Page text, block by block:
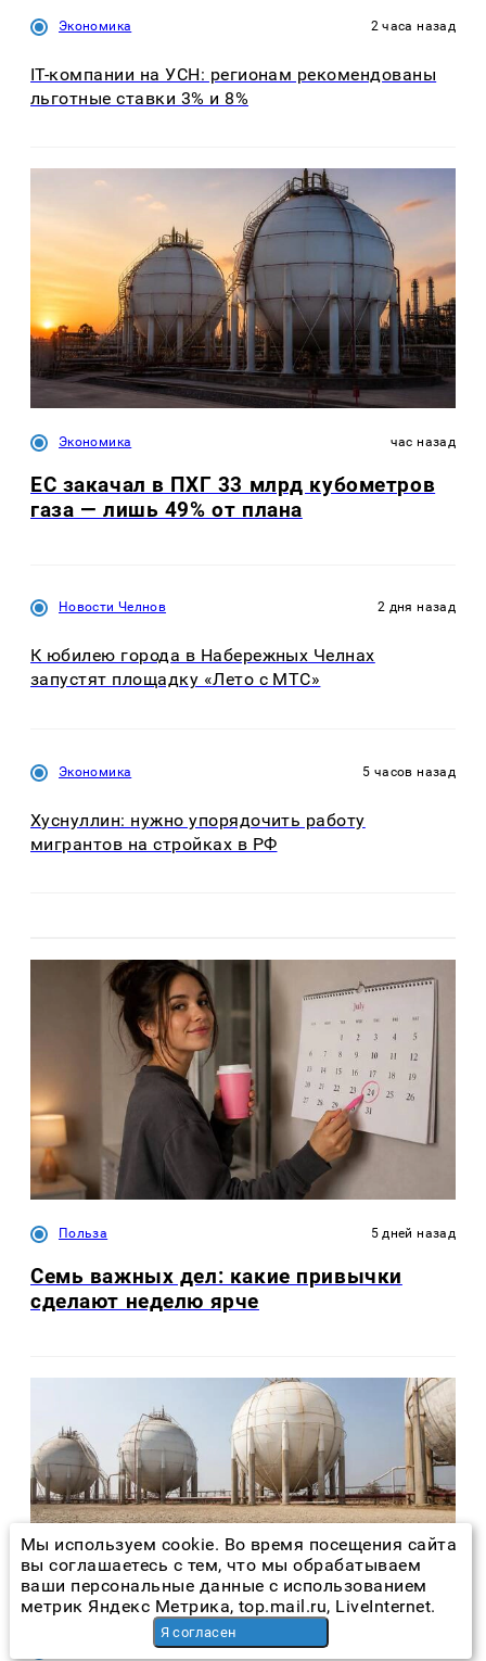
Экономика 2 часа назад
IT-компании на УСН: регионам рекомендованы
льготные ставки 3% и 8%
Экономика час назад
ЕС закачал в ПХГ 33 млрд кубометров
газа — лишь 49% от плана
Новости Челнов 2 дня назад
К юбилею города в Набережных Челнах
запустят площадку «Лето с МТС»
Экономика 5 часов назад
Хуснуллин: нужно упорядочить работу
мигрантов на стройках в РФ
Польза 5 дней назад
Семь важных дел: какие привычки
сделают неделю ярче
Мы используем cookie. Во время посещения сайта
вы соглашаетесь с тем, что мы обрабатываем
ваши персональные данные с использованием
метрик Яндекс Метрика, top.mail.ru, LiveInternet.
Я согласен